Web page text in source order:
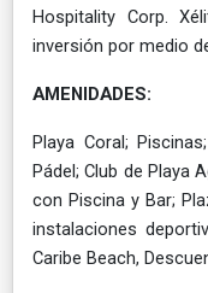
Hospitality Corp.
inversión por medio
AMENIDADES:
Playa Coral;
Pádel; Club de Playa
con Piscina y Bar;
instalaciones
Caribe Beach,